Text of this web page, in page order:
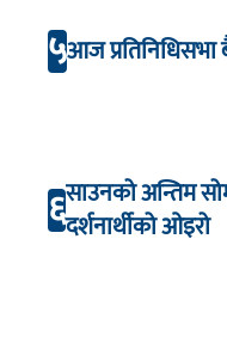
५आज
६साउनको अन्तिम
दर्शनार्थीको ओइरो